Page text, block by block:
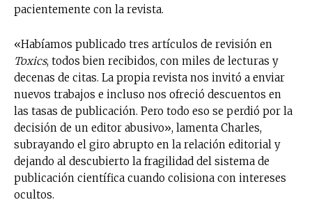
pacientemente con la revista.
«Habíamos publicado tres artículos de revisión en
Toxics, todos bien recibidos, con miles de lecturas y
decenas de citas. La propia revista nos invitó a enviar
nuevos trabajos e incluso nos ofreció descuentos en
las tasas de publicación. Pero todo eso se perdió por la
decisión de un editor abusivo», lamenta Charles,
subrayando el giro abrupto en la relación editorial y
dejando al descubierto la fragilidad del sistema de
publicación científica cuando colisiona con intereses
ocultos.